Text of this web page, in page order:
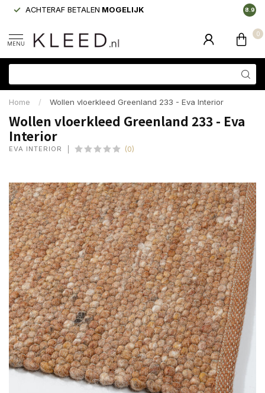
ACHTERAF BETALEN MOGELIJK 8.9
MENU
0
Home / Wollen vloerkleed Greenland 233 - Eva Interior
Wollen vloerkleed Greenland 233 - Eva
Interior
EVA INTERIOR (0)